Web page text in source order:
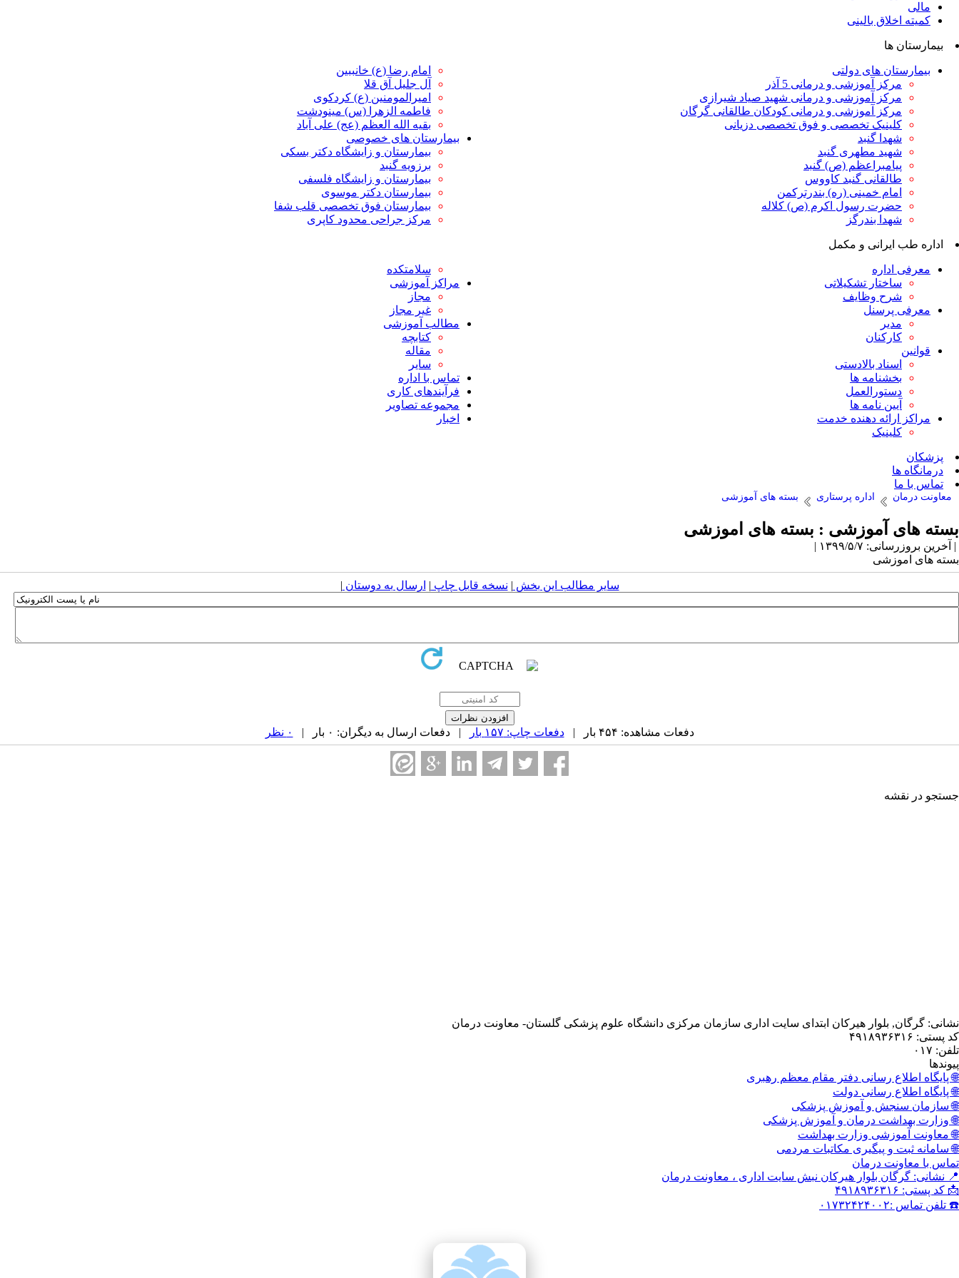
مالی
کمیته اخلاق بالینی
بیمارستان ها
بیمارستان های دولتی
مرکز آموزشی و درمانی 5 آذر
مرکز آموزشی و درمانی شهید صیاد شیرازی
مرکز آموزشی و درمانی کودکان طالقانی گرگان
کلینیک تخصصی و فوق تخصصی دزیانی
شهدا گنبد
شهید مطهری گنبد
پیامبراعظم (ص) گنبد
طالقانی گنبد کاووس
امام خمینی (ره) بندرترکمن
حضرت رسول اکرم (ص) کلاله
شهدا بندرگز
امام رضا (ع) خانببین
آل جلیل آق قلا
امیرالمومنین (ع) کردکوی
فاطمه الزهرا (س) مینودشت
بقیه الله العظم (عج) علی آباد
بیمارستان های خصوصی
بیمارستان و زایشگاه دکتر بسکی
برزویه گنبد
بیمارستان و زایشگاه فلسفی
بیمارستان دکتر موسوی
بیمارستان فوق تخصصی قلب شفا
مرکز جراحی محدود کاپری
اداره طب ایرانی و مکمل
معرفی اداره
ساختار تشکیلاتی
شرح وظایف
معرفی پرسنل
مدیر
کارکنان
قوانین
اسناد بالادستی
بخشنامه ها
دستورالعمل
آیین نامه ها
مراکز ارائه دهنده خدمت
کلینیک
سلامتکده
مراکز آموزشی
مجاز
غیر مجاز
مطالب آموزشی
کتابچه
مقاله
سایر
تماس با اداره
فرآیندهای کاری
مجموعه تصاویر
اخبار
پزشکان
درمانگاه ها
تماس با ما
معاونت درمان اداره پرستاری بسته های آموزشی
بسته های آموزشی : بسته های اموزشی
| آخرین بروزرسانی: ۱۳۹۹/۵/۷ |
بسته های اموزشی
سایر مطالب این بخش | نسخه قابل چاپ | ارسال به دوستان |
دفعات مشاهده: ۴۵۴ بار | دفعات چاپ: ۱۵۷ بار | دفعات ارسال به دیگران: ۰ بار | ۰ نظر
جستجو در نقشه
نشانی: گرگان, بلوار هیرکان ابتدای سایت اداری سازمان مرکزی دانشگاه علوم پزشکی گلستان- معاونت درمان
کد پستی: ۴۹۱۸۹۳۶۳۱۶
تلفن: ۰۱۷
پیوندها
🌐 پایگاه اطلاع رسانی دفتر مقام معظم رهبری
🌐 پایگاه اطلاع رسانی دولت
🌐 سازمان سنجش و آموزش پزشکی
🌐 وزارت بهداشت درمان و آموزش پزشکی
🌐 معاونت آموزشی وزارت بهداشت
🌐 سامانه ثبت و پیگیری مکاتبات مردمی
تماس با معاونت درمان
📍 نشانی: گرگان بلوار هیرکان نبش سایت اداری ، معاونت درمان
📩 کد پستی: ۴۹۱۸۹۳۶۳۱۶
☎️ تلفن تماس :۰۱۷۳۲۴۲۴۰۰۲